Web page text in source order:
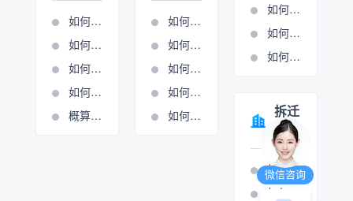
如何导入清单
如何进行分项清单计量
如何使用施工图核算表
如何添加或修改费用条款
概算分项的操作视频
如何进行周期管理
如何进行总包计量周期管理
如何新建周期
如何设置周期管理
如何进行计量支付
如何设置单位报表
如何进行报表输出
如何进行清单锁定
拆迁
管理
如何打印拆迁报表
如何设置房屋拆迁管理
微信咨询